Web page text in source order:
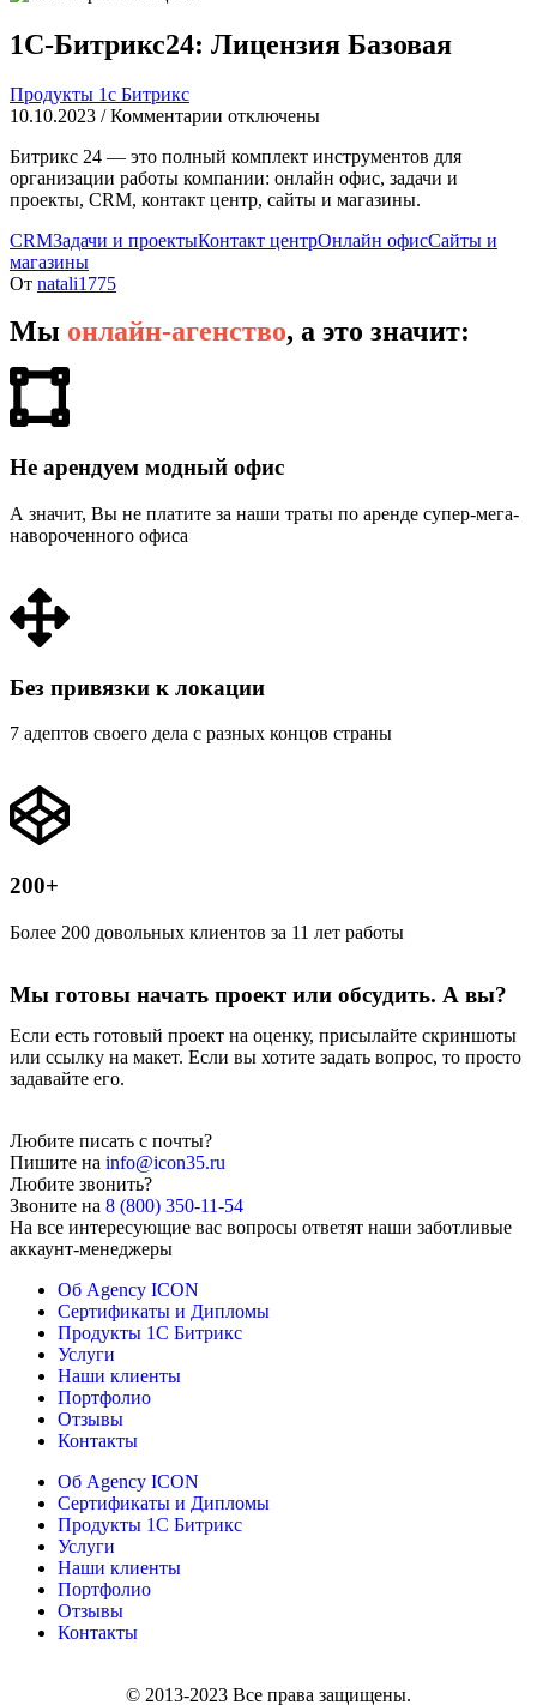
1С-Битрикс24: Лицензия Базовая
Продукты 1с Битрикс
10.10.2023 / Комментарии отключены
Битрикс 24 — это полный комплект инструментов для
организации работы компании: онлайн офис, задачи и
проекты, CRM, контакт центр, сайты и магазины.
CRMЗадачи и проектыКонтакт центрОнлайн офисСайты и
магазины
От natali1775
Мы онлайн-агенство, а это значит:
Не арендуем модный офис
А значит, Вы не платите за наши траты по аренде супер-мега-
навороченного офиса
Без привязки к локации
7 адептов своего дела с разных концов страны
200+
Более 200 довольных клиентов за 11 лет работы
Мы готовы начать проект или обсудить. А вы?
Если есть готовый проект на оценку, присылайте скриншоты
или ссылку на макет. Если вы хотите задать вопрос, то просто
задавайте его.
Любите писать с почты?
Пишите на info@icon35.ru
Любите звонить?
Звоните на 8 (800) 350-11-54
На все интересующие вас вопросы ответят наши заботливые
аккаунт-менеджеры
Об Agency ICON
Сертификаты и Дипломы
Продукты 1С Битрикс
Услуги
Наши клиенты
Портфолио
Отзывы
Контакты
Об Agency ICON
Сертификаты и Дипломы
Продукты 1С Битрикс
Услуги
Наши клиенты
Портфолио
Отзывы
Контакты
© 2013-2023 Все права защищены.